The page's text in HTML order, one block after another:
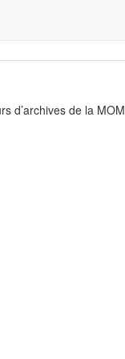
d’archives de la MOM